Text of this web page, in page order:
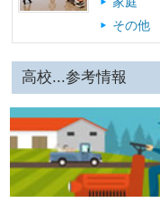
その他
高校...参考情報